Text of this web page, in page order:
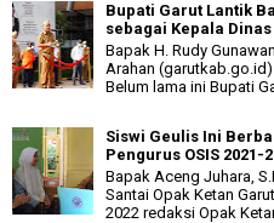
Bupati Garut Lantik
sebagai Kepala
Bapak H. Rudy
Arahan
Belum lama ini Bupati
Siswi Geulis Ini
Pengurus OSIS 2021-
Bapak Aceng Juhara,
Santai Opak Ketan
2022 redaksi Opak